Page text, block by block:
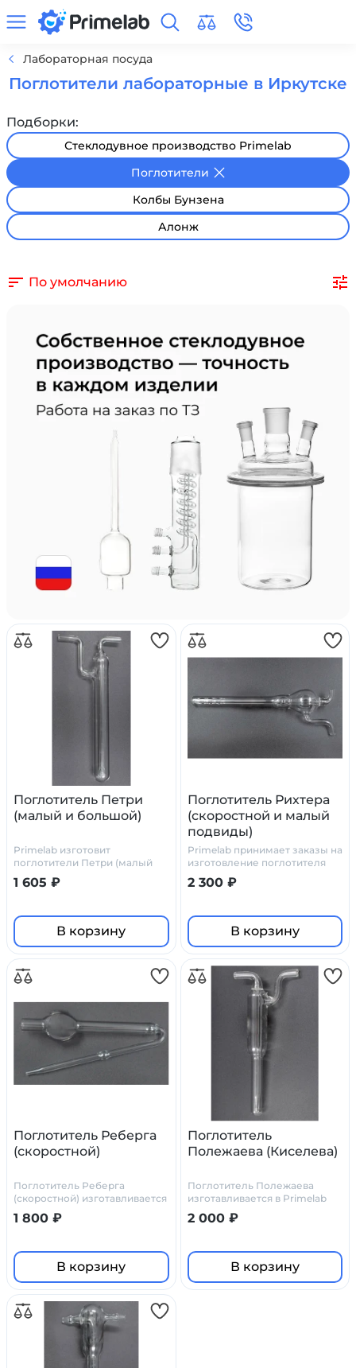
Лабораторная посуда
Поглотители лабораторные в Иркутске
Подборки:
Стеклодувное производство Primelab
Поглотители
Колбы Бунзена
Алонж
По умолчанию
Поглотитель Петри
(малый и большой)
Primelab изготовит
поглотители Петри (малый
или большой) по
индивидуальному заказу, по
1 605 ₽
В корзину
Поглотитель Рихтера
(скоростной и малый
подвиды)
Primelab принимает заказы на
изготовление поглотителя
Рихтера по нашим чертежам,
или по ТЗ и чертежам
2 300 ₽
В корзину
Поглотитель Реберга
(скоростной)
Поглотитель Реберга
(скоростной) изготавливается
в Primelab по стандартным
чертежам или по чертежам
1 800 ₽
В корзину
Поглотитель
Полежаева (Киселева)
Поглотитель Полежаева
изготавливается в Primelab
как по стандартным чертежам
(у нас они есть), так и по
2 000 ₽
В корзину